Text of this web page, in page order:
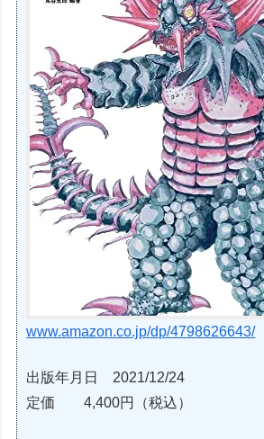
www.amazon.co.jp/dp/4798626643/
出版年月日 2021/12/24
定価
4,400円（税込）